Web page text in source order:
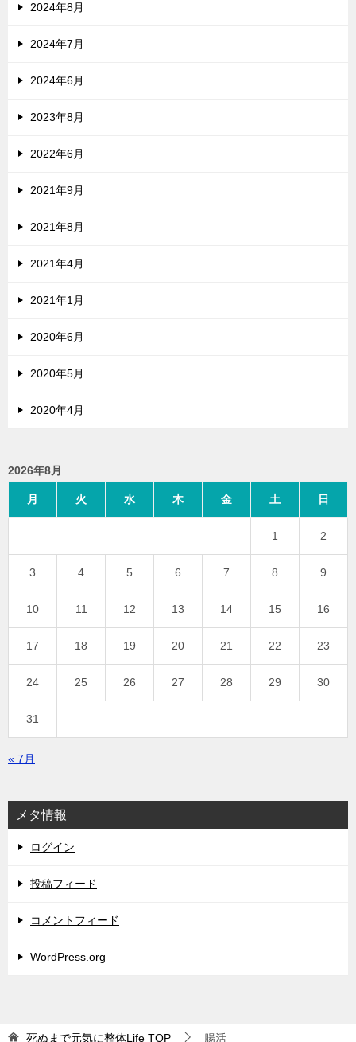
2024年8月
2024年7月
2024年6月
2023年8月
2022年6月
2021年9月
2021年8月
2021年4月
2021年1月
2020年6月
2020年5月
2020年4月
2026年8月
月 火 水 木 金 土 日
1 2
3 4 5 6 7 8 9
10 11 12 13 14 15 16
17 18 19 20 21 22 23
24 25 26 27 28 29 30
31
« 7月
メタ情報
ログイン
投稿フィード
コメントフィード
WordPress.org
死ぬまで元気に整体Life TOP 腸活